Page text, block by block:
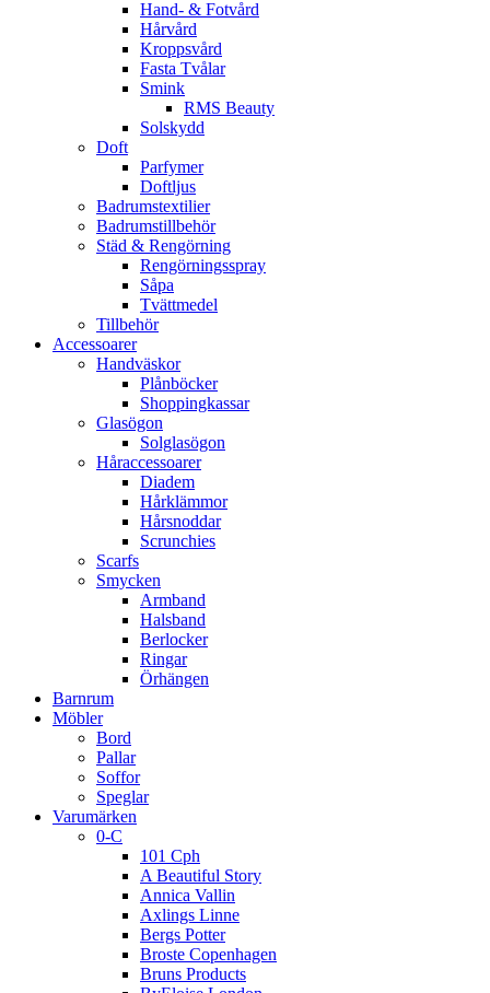
Hand- & Fotvård
Hårvård
Kroppsvård
Fasta Tvålar
Smink
RMS Beauty
Solskydd
Doft
Parfymer
Doftljus
Badrumstextilier
Badrumstillbehör
Städ & Rengörning
Rengörningsspray
Såpa
Tvättmedel
Tillbehör
Accessoarer
Handväskor
Plånböcker
Shoppingkassar
Glasögon
Solglasögon
Håraccessoarer
Diadem
Hårklämmor
Hårsnoddar
Scrunchies
Scarfs
Smycken
Armband
Halsband
Berlocker
Ringar
Örhängen
Barnrum
Möbler
Bord
Pallar
Soffor
Speglar
Varumärken
0-C
101 Cph
A Beautiful Story
Annica Vallin
Axlings Linne
Bergs Potter
Broste Copenhagen
Bruns Products